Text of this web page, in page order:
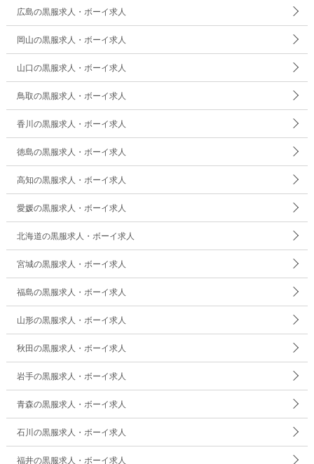
広島の黒服求人・ボーイ求人
岡山の黒服求人・ボーイ求人
山口の黒服求人・ボーイ求人
鳥取の黒服求人・ボーイ求人
香川の黒服求人・ボーイ求人
徳島の黒服求人・ボーイ求人
高知の黒服求人・ボーイ求人
愛媛の黒服求人・ボーイ求人
北海道の黒服求人・ボーイ求人
宮城の黒服求人・ボーイ求人
福島の黒服求人・ボーイ求人
山形の黒服求人・ボーイ求人
秋田の黒服求人・ボーイ求人
岩手の黒服求人・ボーイ求人
青森の黒服求人・ボーイ求人
石川の黒服求人・ボーイ求人
福井の黒服求人・ボーイ求人